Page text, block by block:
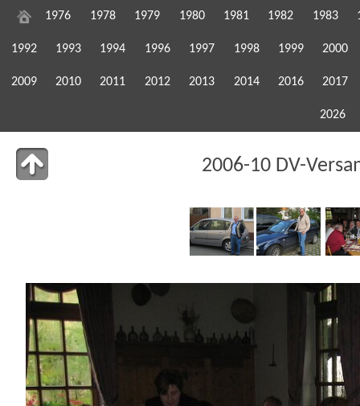
1976 1978 1979 1980 1981 1982 1983
1992 1993 1994 1996 1997 1998 1999 2000
2009 2010 2011 2012 2013 2014 2016 2017
2026
2006-10 DV-